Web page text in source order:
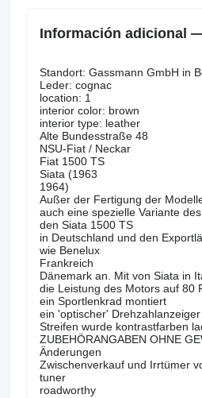
Información adicional
Standort: Gassmann GmbH in
Leder: cognac
location: 1
interior color: brown
interior type: leather
Alte Bundesstraße 48
NSU-Fiat / Neckar
Fiat 1500 TS
Siata (1963
1964)
Außer der Fertigung der
auch eine spezielle Variante
den Siata 1500 TS
in Deutschland und den
wie Benelux
Frankreich
Dänemark an. Mit von Siata in
die Leistung des Motors auf 80
ein Sportlenkrad montiert
ein 'optischer'
Streifen wurde kontrastfarben
ZUBEHÖRANGABEN OHNE
Änderungen
Zwischenverkauf und Irrtümer
tuner
roadworthy